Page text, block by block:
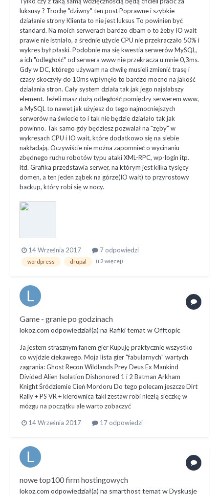
luksusy ? Trochę "dziwny" ten post Poprawne i szybkie
działanie strony Klienta to nie jest luksus To powinien być
standard. Na moich serwerach bardzo dbam o to żeby IO wait
prawie nie istniało, a średnie użycie CPU nie przekraczało 50% i
wykres był płaski. Podobnie ma się kwestia serwerów MySQL,
a ich "odległość" od serwera www nie przekracza u mnie 0,3ms.
Gdy w DC, którego używam na chwilę musieli zmienić trasę i
czasy skoczyły do 10ms wpłynęło to bardzo mocno na jakość
działania stron. Cały system działa tak jak jego najsłabszy
element. Jeżeli masz dużą odległość pomiędzy serwerem www,
a MySQL to nawet jak użyjesz do tego najmocniejszych
serwerów na świecie to i tak nie będzie działało tak jak
powinno. Tak samo gdy będziesz pozwalał na "zęby" w
wykresach CPU i IO wait, które dodatkowo się na siebie
nakładają. Oczywiście nie można zapomnieć o wycinaniu
zbędnego ruchu robotów typu ataki XML-RPC, wp-login itp.
itd. Grafika przedstawia serwer, na którym jest kilka tysięcy
domen, a ten jeden ząbek na górze(IO wait) to przyrostowy
backup, który robi się w nocy.
14 Września 2017 7 odpowiedzi
wordpress drupal (i 2 więcej)
Game - granie po godzinach
lokoz.com odpowiedział(a) na Rafikitemat wOfftopic
Ja jestem strasznym fanem gier Kupuję praktycznie wszystko
co wyjdzie ciekawego. Moja lista gier "fabularnych" wartych
zagrania: Ghost Recon Wildlands Prey Deus Ex Mankind
Divided Alien Isolation Dishonored 1 i 2 Batman Arkham
Knight Śródziemie Cień Mordoru Do tego polecam jeszcze Dirt
Rally + PS VR + kierownica taki zestaw robi niezłą sieczkę w
mózgu na początku ale warto zobaczyć
14 Września 2017 17 odpowiedzi
nowe top100 firm hostingowych
lokoz.com odpowiedział(a) na smarthost temat wDyskusje